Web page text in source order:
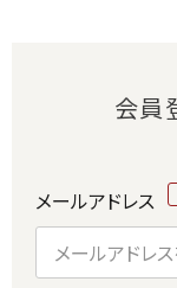
会員
メールアドレス